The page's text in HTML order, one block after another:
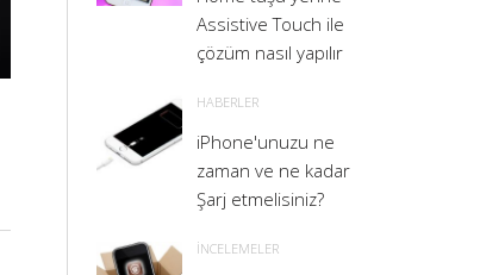
Assistive Touch ile
çözüm nasıl yapılır
HABERLER
iPhone'unuzu ne
zaman ve ne kadar
Şarj etmelisiniz?
İNCELEMELER